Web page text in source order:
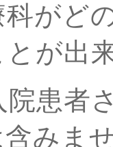
がど
が出
患者
みま